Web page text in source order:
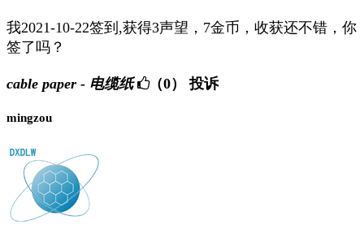
我2021-10-22签到,获得3声望，7金币，收获还不错，你
签了吗？
cable paper - 电缆纸 （0） 投诉
mingzou